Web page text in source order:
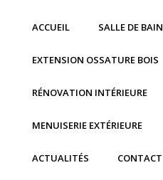
ACCUEIL SALLE DE BAIN
EXTENSION OSSATURE BOIS
RÉNOVATION INTÉRIEURE
MENUISERIE EXTÉRIEURE
ACTUALITÉS CONTACT